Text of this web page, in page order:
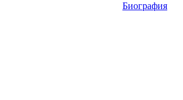
Биография